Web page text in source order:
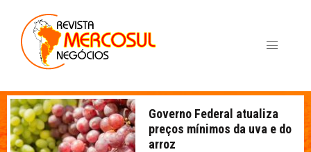
Governo Federal atualiza
preços mínimos da uva e do
arroz